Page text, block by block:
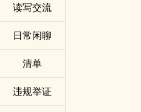
读写交流
日常闲聊
清单
违规举证